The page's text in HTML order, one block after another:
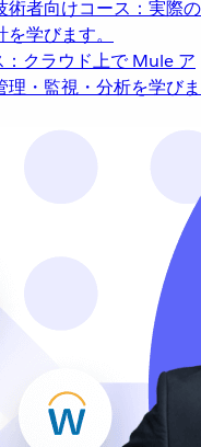
術者向けコース：実際の
学びます。
クラウド上で Mule ア
・監視・分析を学びま